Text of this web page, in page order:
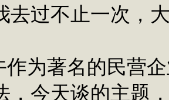
去过不止一次，
作为著名的民营
，今天谈的主题